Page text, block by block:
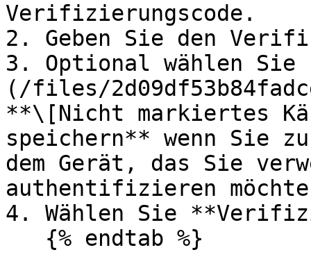
Verifizierungscode.
2. Geben Sie den
3. Optional wählen
(/files/
**\[Nicht markiertes
speichern** wenn Sie
dem Gerät, das Sie
authentifizieren
4. Wählen Sie